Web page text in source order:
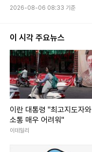
2026-08-06 08:33 기준
이 시각 주요뉴스
이란 대통령 "최고지도자와
소통 매우 어려워"
이데일리